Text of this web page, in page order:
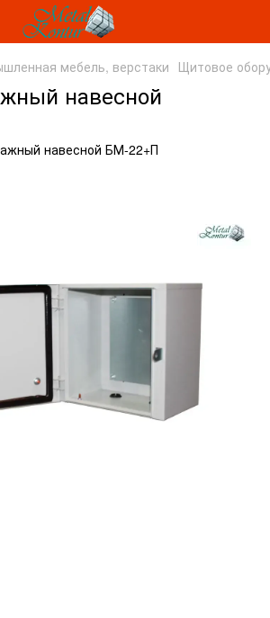
мебель, верстаки Щитовое
навесной
навесной БМ-22+П